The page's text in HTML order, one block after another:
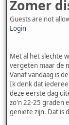
Zomer
Guests are not
Login
Met al het slechte
vergeten maar de
Vanaf vandaag is
Ik denk dat
deze eerste dag
zo'n 22-25 graden
geniete zijn. Dat is